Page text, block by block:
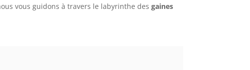
vous guidons à travers le labyrinthe desgaines